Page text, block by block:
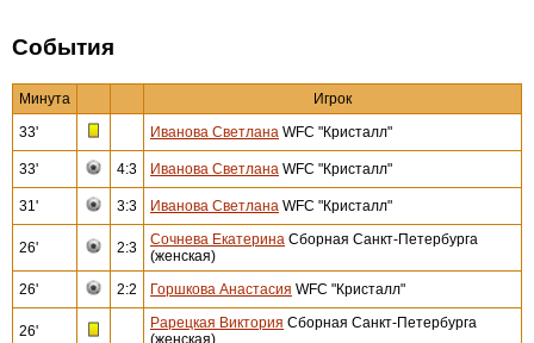
События
Минута
Игрок
33'
Иванова Светлана WFC "Кристалл"
33' 4:3 Иванова Светлана WFC "Кристалл"
31' 3:3 Иванова Светлана WFC "Кристалл"
26' 2:3 Сочнева Екатерина Сборная Санкт-Петербурга
(женская)
26'
2:2 Горшкова Анастасия WFC "Кристалл"
26' Рарецкая Виктория Сборная Санкт-Петербурга
(женская)